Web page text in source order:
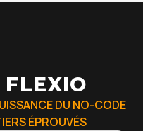
DU NO-CODE
ÉPROUVÉS